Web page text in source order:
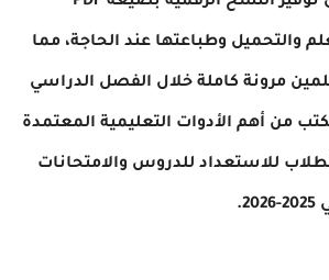
والتحميل وطباعتها عند الحاجة، مما
مرونة كاملة خلال الفصل الدراسي
من أهم الأدوات التعليمية المعتمدة
للاستعداد للدروس والامتحانات